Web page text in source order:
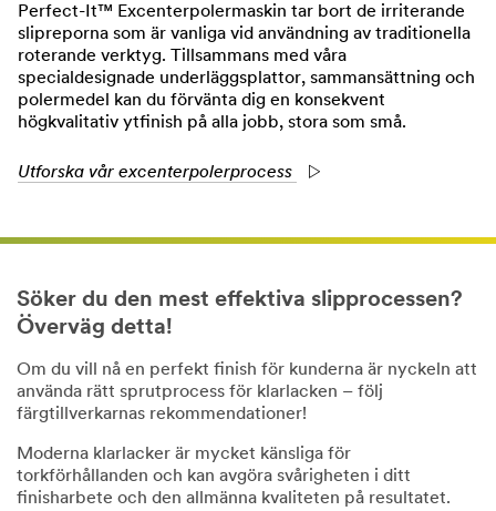
Perfect-It™ Excenterpolermaskin tar bort de irriterande
slipreporna som är vanliga vid användning av traditionella
roterande verktyg. Tillsammans med våra
specialdesignade underläggsplattor, sammansättning och
polermedel kan du förvänta dig en konsekvent
högkvalitativ ytfinish på alla jobb, stora som små.
Utforska vår excenterpolerprocess
Söker du den mest effektiva slipprocessen?
Överväg detta!
Om du vill nå en perfekt finish för kunderna är nyckeln att
använda rätt sprutprocess för klarlacken – följ
färgtillverkarnas rekommendationer!
Moderna klarlacker är mycket känsliga för
torkförhållanden och kan avgöra svårigheten i ditt
finisharbete och den allmänna kvaliteten på resultatet.